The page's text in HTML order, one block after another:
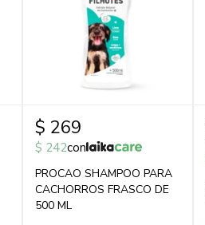
$ 269
$ 242con
PROCAO SHAMPOO PARA
CACHORROS FRASCO DE
500 ML